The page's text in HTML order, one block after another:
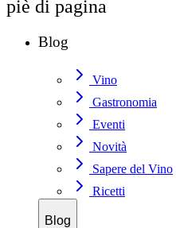
piè di pagina
Blog
Vino
Gastronomia
Eventi
Novità
Sapere del Vino
Ricetti
Blog